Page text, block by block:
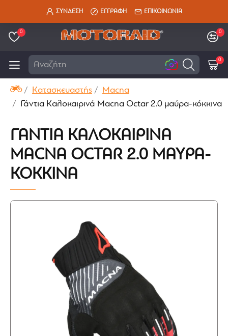
ΣΥΝΔΕΣΗ ΕΓΓΡΑΦΗ ΕΠΙΚΟΙΝΩΝΙΑ
0 0
Αναζήτηση εδ
0
Κατασκευαστής
Macna
Γάντια Καλοκαιρινά Macna Octar 2.0 μαύρα-κόκκινα
ΓΆΝΤΙΑ ΚΑΛΟΚΑΙΡΙΝΆ
MACNA OCTAR 2.0 ΜΑΎΡΑ-
ΚΌΚΚΙΝΑ